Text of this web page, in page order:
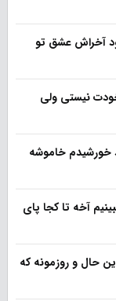
آخراش عشق تو
نیستی ولی
خورشیدم خاموشه
آخه تا کجا پای
حال و روزمونه که